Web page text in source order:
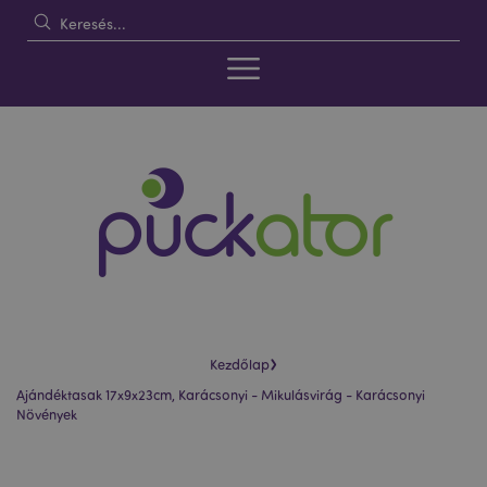
Kezdőlap›
Ajándéktasak 17x9x23cm, Karácsonyi - Mikulásvirág - Karácsonyi
Növények